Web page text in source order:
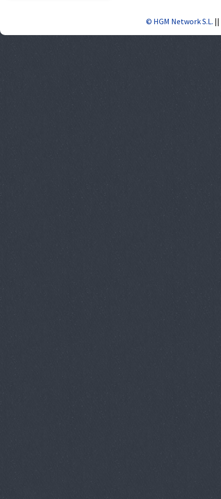
© HGM Network S.L. ||